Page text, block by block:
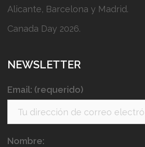
Alicante, Barcelona y Madrid.
Canada Day 2026.
NEWSLETTER
Email: (requerido)
Nombre: